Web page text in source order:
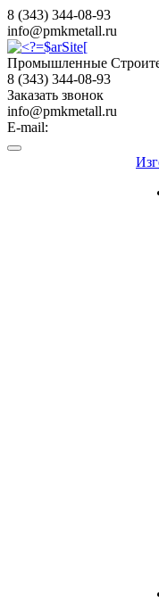
8 (343) 344-08-93
info@pmkmetall.ru
Промышленные
8 (343) 344-08-93
Заказать звонок
info@pmkmetall.ru
E-mail: